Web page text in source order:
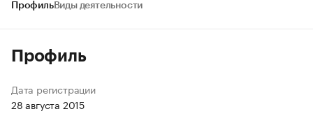
ПрофильВиды деятельности
Профиль
Дата регистрации
28 августа 2015